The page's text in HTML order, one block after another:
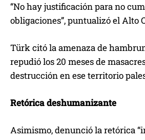
“No hay justificación para no
obligaciones”, puntualizó el Alto
Türk citó la amenaza de
repudió los 20 meses de
destrucción en ese territorio
Retórica deshumanizante
Asimismo, denunció la retórica